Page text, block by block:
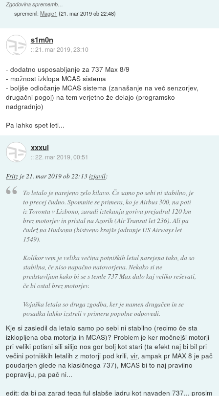
Zgodovina sprememb…
spremenil:Magic1 (21. mar 2019 ob 22:48)
s1m0n
::21. mar 2019, 23:10
- dodatno usposabljanje za 737 Max 8/9
- možnost izklopa MCAS sistema
- boljše odločanje MCAS sistema (zanašanje na več senzorjev,
drugačni pogoj) na tem verjetno že delajo (programsko
nadgradnjo)
Pa lahko spet leti...
xxxul
::22. mar 2019, 00:51
Fritz je21. mar 2019 ob 22:13izjavil:
To letalo je narejeno zelo kilavo. Če samo po sebi ni stabilno, je
to precej čudno. Spomnite se primera, ko je Airbus 300, na poti
iz Toronta v Lizbono, zaradi iztekanja goriva prejadral 120 km
brez motorjev in pristal na Azorih (Air Transat let 236). Ali pa
čudež na Hudsonu (bistveno krajše jadranje US Airways let
1549).
Kolikor vem je velika večina potniških letal narejena tako, da so
stabilna, če niso napačno natovorjena. Nekako si ne
predstavljam kako bi se s temle 737 Max dalo kaj veliko reševati,
če bi ostal brez motorjev.
Vojaška letala so druga zgodba, ker je namen drugačen in se
posadka lahko izstreli v primeru popolne odpovedi.
Kje si zasledil da letalo samo po sebi ni stabilno (recimo če sta
izklopljena oba motorja in MCAS)? Problem je ker močnejši motorji
pri veliki potisni sili silijo nos gor bolj kot stari (ta efekt naj bi bil pri
večini potniških letalih z motorji pod krili,vir, ampak pr MAX 8 je pač
poudarjen glede na klasičnega 737), MCAS bi to naj pravilno
popravlju, pa pač ni...
edit: da bi pa zarad tega ful slabše jadru kot navaden 737... prosim